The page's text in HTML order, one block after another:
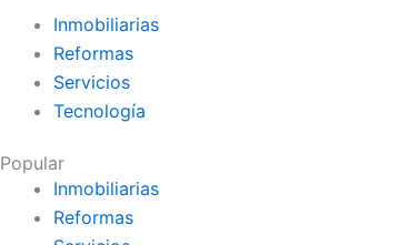
Inmobiliarias
Reformas
Servicios
Tecnología
Popular
Inmobiliarias
Reformas